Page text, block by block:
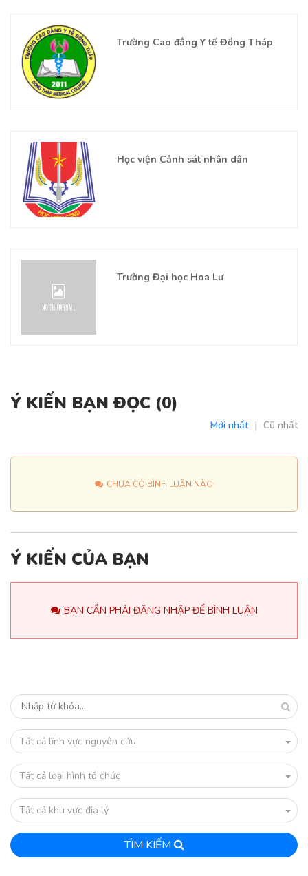
Trường Cao đẳng Y tế Đồng Tháp
Học viện Cảnh sát nhân dân
Trường Đại học Hoa Lư
Ý KIẾN BẠN ĐỌC (0)
Mới nhất | Cũ nhất
CHƯA CÓ BÌNH LUẬN NÀO
Ý KIẾN CỦA BẠN
BẠN CẦN PHẢI ĐĂNG NHẬP ĐỂ BÌNH LUẬN
Tất cả lĩnh vực nguyên cứu
Tất cả loại hình tổ chức
Tất cả khu vực địa lý
TÌM KIẾM